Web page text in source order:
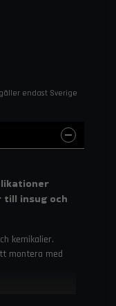
endast Sverige
insug och
kemikalier.
montera med